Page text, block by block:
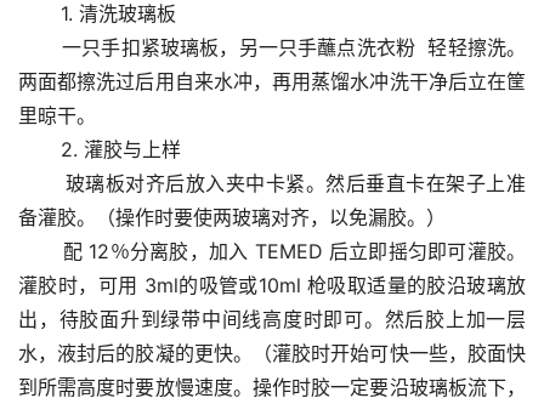
1. 清洗玻璃板
一只手扣紧玻璃板，另一只手蘸点洗衣粉  轻轻擦洗。
两面都擦洗过后用自来水冲，再用蒸馏水冲洗干净后立在筐
里晾干。
2. 灌胶与上样
玻璃板对齐后放入夹中卡紧。然后垂直卡在架子上准
备灌胶。（操作时要使两玻璃对齐，以免漏胶。）
配 12％分离胶，加入 TEMED 后立即摇匀即可灌胶。
灌胶时，可用 3ml的吸管或10ml 枪吸取适量的胶沿玻璃放
出，待胶面升到绿带中间线高度时即可。然后胶上加一层
水，液封后的胶凝的更快。（灌胶时开始可快一些，胶面快
到所需高度时要放慢速度。操作时胶一定要沿玻璃板流下，